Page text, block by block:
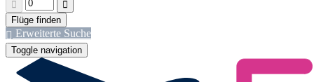
Erweiterte Suche
Toggle navigation